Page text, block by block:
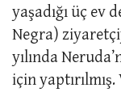
yaşadığı üç ev
Negra)
yılında
için